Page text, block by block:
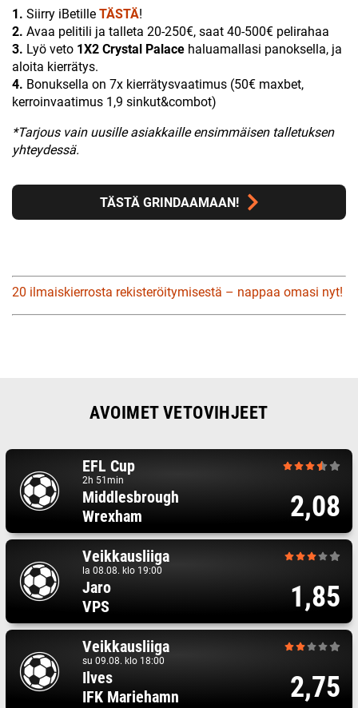
1. Siirry iBetille TÄSTÄ!
2. Avaa pelitili ja talleta 20-250€, saat 40-500€ pelirahaa
3. Lyö veto 1X2 Crystal Palace haluamallasi panoksella, ja
aloita kierrätys.
4. Bonuksella on 7x kierrätysvaatimus (50€ maxbet,
kerroinvaatimus 1,9 sinkut&combot)
*Tarjous vain uusille asiakkaille ensimmäisen talletuksen
yhteydessä.
TÄSTÄ GRINDAAMAAN!
20 ilmaiskierrosta rekisteröitymisestä – nappaa omasi nyt!
AVOIMET VETOVIHJEET
EFL Cup
2h 51min
Middlesbrough
Wrexham
2,08
Veikkausliiga
la 08.08. klo 19:00
Jaro
VPS
1,85
Veikkausliiga
su 09.08. klo 18:00
Ilves
IFK Mariehamn
2,75